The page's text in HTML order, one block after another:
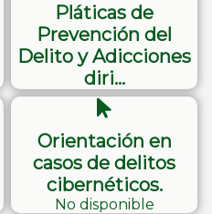
Pláticas de
Prevención del
Delito y Adicciones
diri…
Orientación en
casos de delitos
cibernéticos.
No disponible